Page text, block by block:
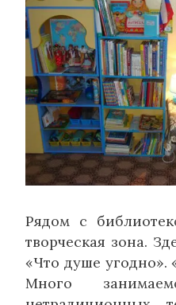
Рядом с
творческая зона.
«Что душе
Много